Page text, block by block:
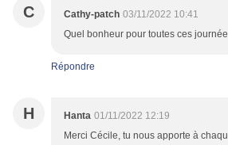
C Cathy-patch 03/11/2022 10:41
Quel bonheur pour toutes ces
Répondre
H Hanta 01/11/2022 12:19
Merci Cécile, tu nous apporte à